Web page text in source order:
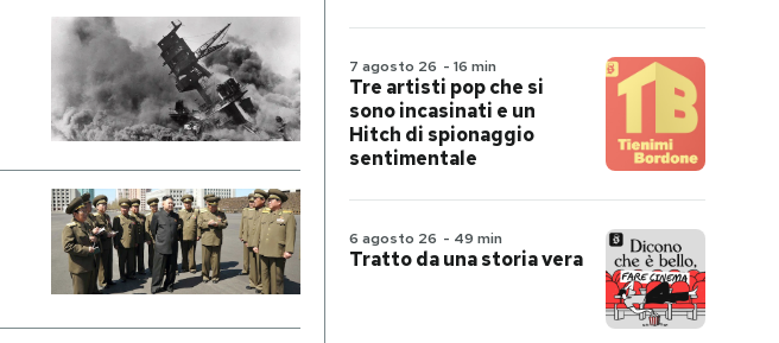
7 agosto 26 - 16 min
Tre artisti pop che si
sono incasinati e un
Hitch di spionaggio
sentimentale
6 agosto 26 - 49 min
Tratto da una storia vera